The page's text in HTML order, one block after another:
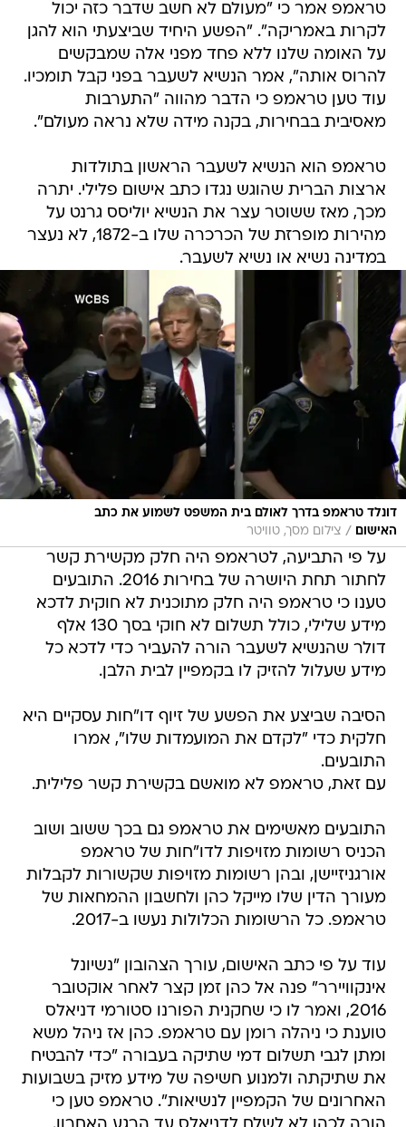
טראמפ אמר כי "מעולם לא חשב שדבר כזה יכול
לקרות באמריקה". "הפשע היחיד שביצעתי הוא להגן
על האומה שלנו ללא פחד מפני אלה שמבקשים
להרוס אותה", אמר הנשיא לשעבר בפני קבל תומכיו.
עוד טען טראמפ כי הדבר מהווה "התערבות
מאסיבית בבחירות, בקנה מידה שלא נראה מעולם".
טראמפ הוא הנשיא לשעבר הראשון בתולדות
ארצות הברית שהוגש נגדו כתב אישום פלילי. יתרה
מכך, מאז ששוטר עצר את הנשיא יוליסס גרנט על
מהירות מופרזת של הכרכרה שלו ב-1872, לא נעצר
במדינה נשיא או נשיא לשעבר.
דונלד טראמפ בדרך לאולם בית המשפט לשמוע את כתב
האישום
/ צילום מסך, טוויטר
על פי התביעה, לטראמפ היה חלק מקשירת קשר
לחתור תחת היושרה של בחירות 2016. התובעים
טענו כי טראמפ היה חלק מתוכנית לא חוקית לדכא
מידע שלילי, כולל תשלום לא חוקי בסך 130 אלף
דולר שהנשיא לשעבר הורה להעביר כדי לדכא כל
מידע שעלול להזיק לו בקמפיין לבית הלבן.
הסיבה שביצע את הפשע של זיוף דו"חות עסקיים היא
חלקית כדי "לקדם את המועמדות שלו", אמרו
התובעים.
עם זאת, טראמפ לא מואשם בקשירת קשר פלילית.
התובעים מאשימים את טראמפ גם בכך ששוב ושוב
הכניס רשומות מזויפות לדו"חות של טראמפ
אורגניזיישן, ובהן רשומות מזויפות שקשורות לקבלות
מעורך הדין שלו מייקל כהן ולחשבון ההמחאות של
טראמפ. כל הרשומות הכלולות נעשו ב-2017.
עוד על פי כתב האישום, עורך הצהובון "נשיונל
אינקוויירר" פנה אל כהן זמן קצר לאחר אוקטובר
2016, ואמר לו כי שחקנית הפורנו סטורמי דניאלס
טוענת כי ניהלה רומן עם טראמפ. כהן אז ניהל משא
ומתן לגבי תשלום דמי שתיקה בעבורה "כדי להבטיח
את שתיקתה ולמנוע חשיפה של מידע מזיק בשבועות
האחרונים של הקמפיין לנשיאות". טראמפ טען כי